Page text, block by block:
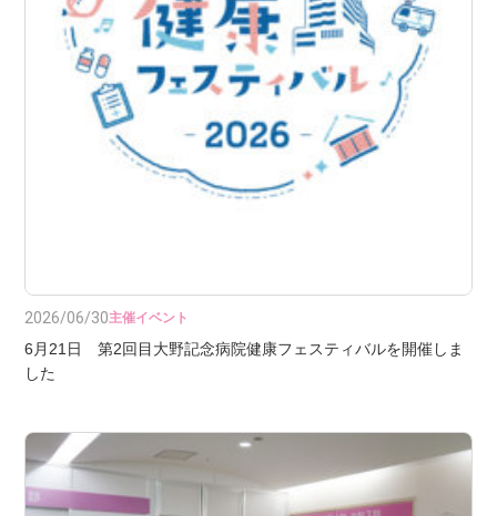
2026/06/30主催イベント
6月21日 第2回目大野記念病院健康フェスティバルを開催しま
した